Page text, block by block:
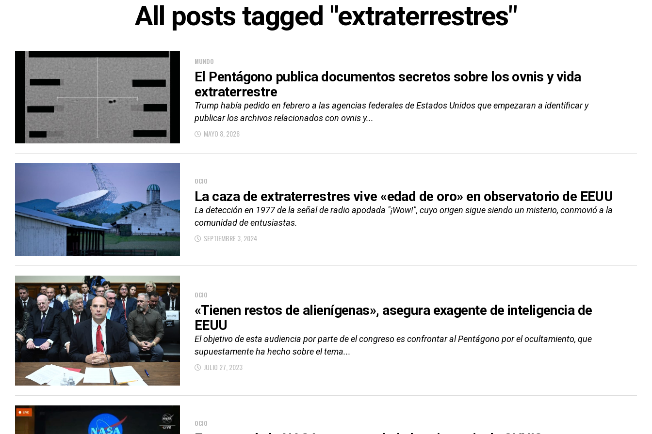
All posts tagged "extraterrestres"
MUNDO
El Pentágono publica documentos secretos sobre los ovnis y vida
extraterrestre
Trump había pedido en febrero a las agencias federales de Estados Unidos que empezaran a identificar y
publicar los archivos relacionados con ovnis y...
MAYO 8, 2026
OCIO
La caza de extraterrestres vive «edad de oro» en observatorio de EEUU
La detección en 1977 de la señal de radio apodada "¡Wow!", cuyo origen sigue siendo un misterio, conmovió a la
comunidad de entusiastas.
SEPTIEMBRE 3, 2024
OCIO
«Tienen restos de alienígenas», asegura exagente de inteligencia de
EEUU
El objetivo de esta audiencia por parte de el congreso es confrontar al Pentágono por el ocultamiento, que
supuestamente ha hecho sobre el tema...
JULIO 27, 2023
OCIO